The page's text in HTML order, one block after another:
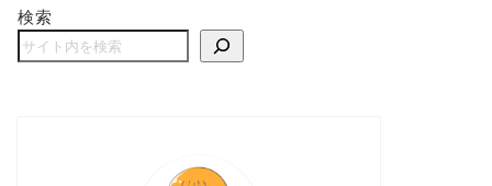
検索